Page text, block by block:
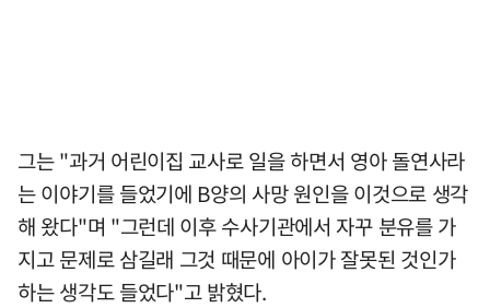
그는 "과거 어린이집 교사로 일을 하면서 영아 돌연사라
는 이야기를 들었기에 B양의 사망 원인을 이것으로 생각
해 왔다"며 "그런데 이후 수사기관에서 자꾸 분유를 가
지고 문제로 삼길래 그것 때문에 아이가 잘못된 것인가
하는 생각도 들었다"고 밝혔다.